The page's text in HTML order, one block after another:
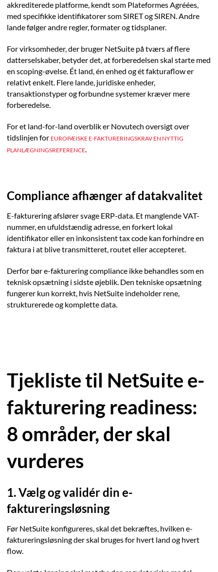
akkrediterede platforme, kendt som Plateformes Agréées,
med specifikke identifikatorer som SIRET og SIREN. Andre
lande følger andre regler, formater og tidsplaner.
For virksomheder, der bruger NetSuite på tværs af flere
datterselskaber, betyder det, at forberedelsen skal starte med
en scoping-øvelse. Ét land, én enhed og ét fakturaflow er
relativt enkelt. Flere lande, juridiske enheder,
transaktionstyper og forbundne systemer kræver mere
forberedelse.
For et land-for-land overblik er Novutech oversigt over
tidslinjen for EUROPÆISKE E-FAKTURERINGSKRAV EN NYTTIG
PLANLÆGNINGSREFERENCE.
Compliance afhænger af datakvalitet
E-fakturering afslører svage ERP-data. Et manglende VAT-
nummer, en ufuldstændig adresse, en forkert lokal
identifikator eller en inkonsistent tax code kan forhindre en
faktura i at blive transmitteret, routet eller accepteret.
Derfor bør e-fakturering compliance ikke behandles som en
teknisk opsætning i sidste øjeblik. Den tekniske opsætning
fungerer kun korrekt, hvis NetSuite indeholder rene,
strukturerede og komplette data.
Tjekliste til NetSuite e-
fakturering readiness:
8 områder, der skal
vurderes
1. Vælg og validér din e-
faktureringsløsning
Før NetSuite konfigureres, skal det bekræftes, hvilken e-
faktureringsløsning der skal bruges for hvert land og hvert
flow.